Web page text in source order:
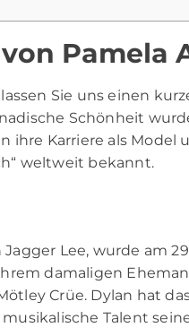
Pamela
Sie uns einen
Schönheit
Karriere als Model
weltweit bekannt.
Lee, wurde am
damaligen
Crüe. Dylan hat
Talent